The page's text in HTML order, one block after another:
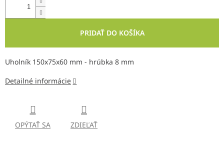
PRIDAŤ DO KOŠÍKA
Uholník 150x75x60 mm - hrúbka 8 mm
Detailné informácie
OPÝTAŤ SA ZDIEĽAŤ